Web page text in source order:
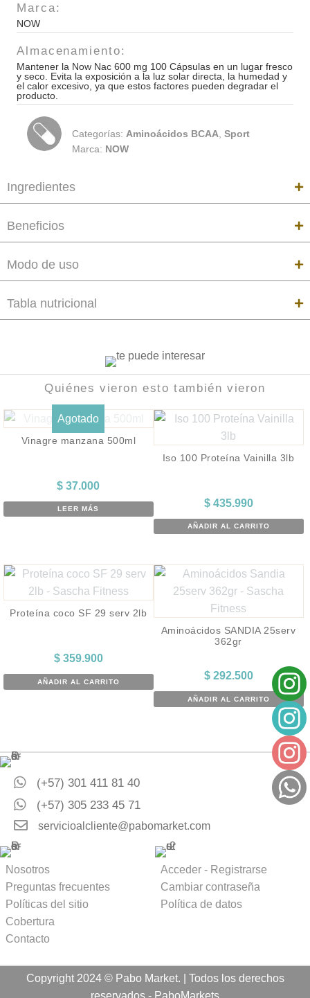
100
Cápsulas
Marca:
NOW
Almacenamiento:
Mantener la Now Nac 600 mg 100 Cápsulas en un lugar fresco
y seco. Evita la exposición a la luz solar directa, la humedad y
el calor excesivo, ya que estos factores pueden degradar el
producto.
Categorías: Aminoácidos BCAA Sport
Marca: NOW
Ingredientes
Beneficios
Modo de uso
Tabla nutricional
Quiénes vieron esto también vieron
Agotado
Vinagre manzana 500ml
$ 37.000
LEER MÁS
Iso 100 Proteína Vainilla 3lb
$435.990
AÑADIR AL CARRITO
Proteína coco SF 29 serv 2lb
$359.900
AÑADIR AL CARRITO
Aminoácidos SANDIA 25serv
362gr
$292.500
AÑADIR AL CARRITO
(+57) 301 411 81 40
(+57) 305 233 45 71
servicioalcliente@pabomarket.com
Nosotros
Preguntas frecuentes
Políticas del sitio
Cobertura
Contacto
Acceder - Registrarse
Cambiar contraseña
Política de datos
Copyright 2024 © Pabo Market. | Todos los derechos